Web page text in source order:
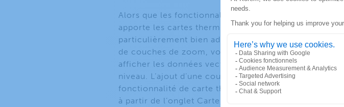
Alors que les fonctionnalités matricielles font partie
apporte les cartes thermiques pour tous les niveaux
particulièrement bien adapté lorsque nous devons
de couches de zoom, vous pouvez afficher des
afficher les données vectorielles à de plus grandes
niveau. L’ajout d’une couche de carte thermique à
fonctionnalité de carte thermique, car elle permet
à partir de l’onglet Carte, vous pouvez créer 4 types